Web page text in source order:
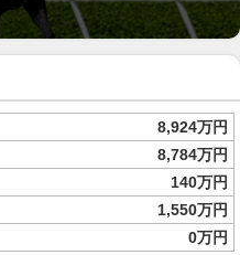
8,924万円
8,784万円
140万円
1,550万円
0万円